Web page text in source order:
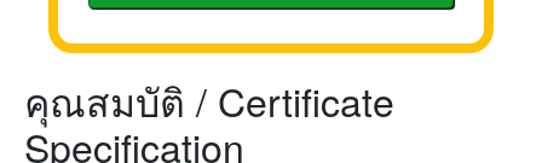
คุณสมบัติ / Certificate
Specification